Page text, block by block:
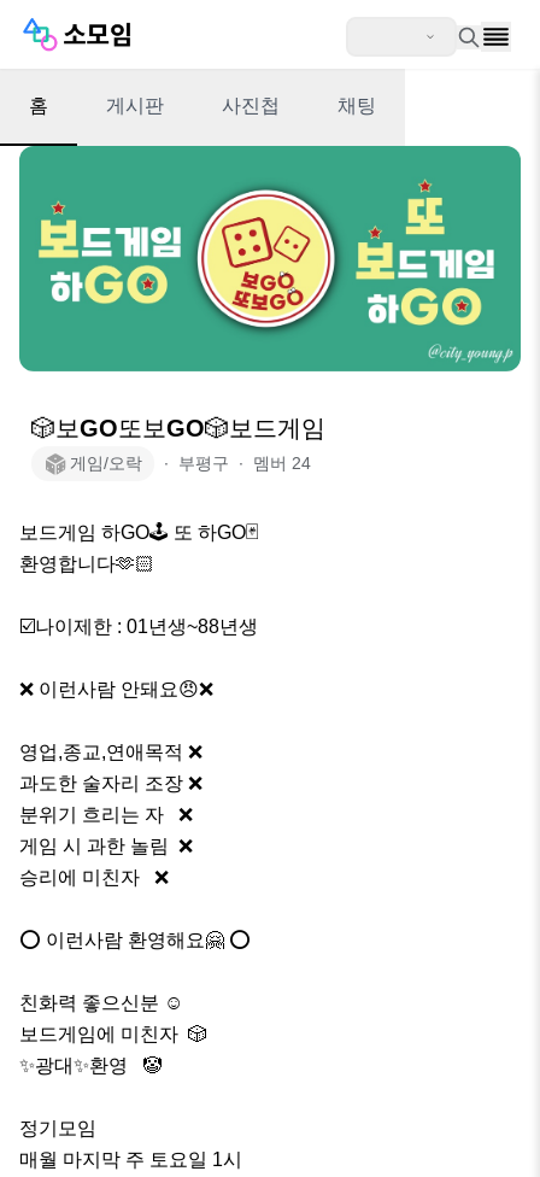
홈 게시판 사진첩 채팅
🎲보GO또보GO🎲보드게임
게임/오락 ∙ 부평구 ∙ 멤버 24
보드게임 하GO🕹 또 하GO🃏
환영합니다🫶🏻
☑️나이제한 : 01년생~88년생
❌ 이런사람 안돼요😠❌
영업,종교,연애목적 ❌
과도한 술자리 조장 ❌
분위기 흐리는 자   ❌
게임 시 과한 놀림  ❌
승리에 미친자   ❌
⭕️ 이런사람 환영해요🤗 ⭕️
친화력 좋으신분 ☺️
보드게임에 미친자  🎲
✨광대✨환영   🤡
정기모임
매월 마지막 주 토요일 1시